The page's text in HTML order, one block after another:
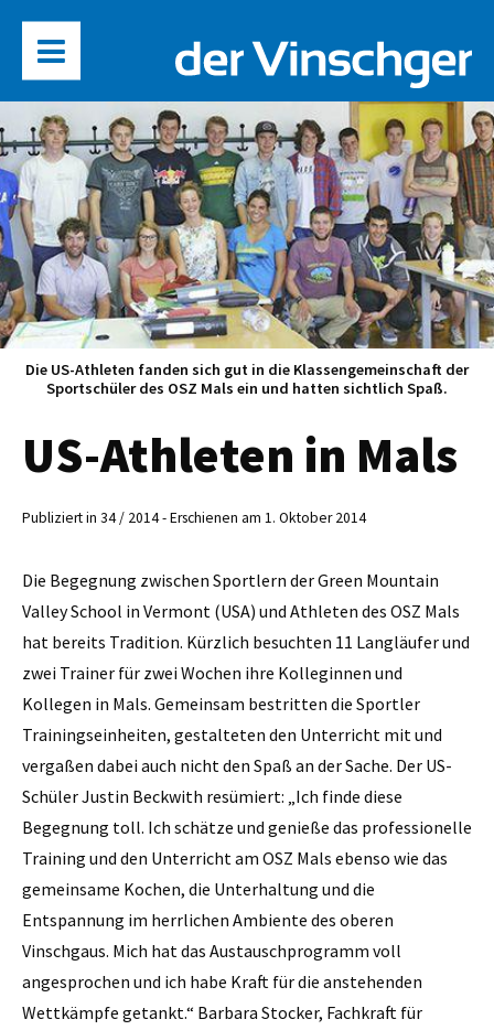
Die US-Athleten fanden sich gut in die Klassengemeinschaft der
Sportschüler des OSZ Mals ein und hatten sichtlich Spaß.
US-Athleten in Mals
Publiziert in 34 / 2014 - Erschienen am 1. Oktober 2014
Die Begegnung zwischen Sportlern der Green Mountain
Valley School in Vermont (USA) und Athleten des OSZ Mals
hat bereits Tradition. Kürzlich besuchten 11 Langläufer und
zwei Trainer für zwei Wochen ihre Kolleginnen und
Kollegen in Mals. Gemeinsam bestritten die Sportler
Trainingseinheiten, gestalteten den Unterricht mit und
vergaßen dabei auch nicht den Spaß an der Sache. Der US-
Schüler Justin Beckwith resümiert: „Ich finde diese
Begegnung toll. Ich schätze und genieße das professionelle
Training und den Unterricht am OSZ Mals ebenso wie das
gemeinsame Kochen, die Unterhaltung und die
Entspannung im herrlichen Ambiente des oberen
Vinschgaus. Mich hat das Austauschprogramm voll
angesprochen und ich habe Kraft für die anstehenden
Wettkämpfe getankt.“ Barbara Stocker, Fachkraft für